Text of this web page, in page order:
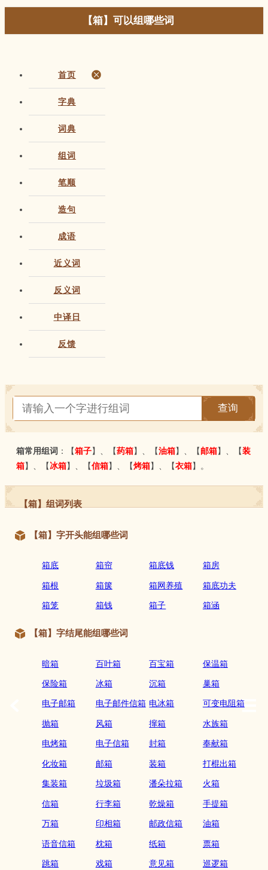
【箱】可以组哪些词
首页
字典
词典
组词
笔顺
造句
成语
近义词
反义词
中译日
反馈
查询
箱常用组词 ：【箱子】、【药箱】、【油箱】、【邮箱】、【装
箱】、【冰箱】、【信箱】、【烤箱】、【衣箱】。
【箱】组词列表
【箱】字开头能组哪些词
箱底 箱帘 箱底钱 箱房
箱根 箱箧 箱网养殖 箱底功夫
箱笼 箱钱 箱子 箱涵
【箱】字结尾能组哪些词
暗箱 百叶箱 百宝箱 保温箱
保险箱 冰箱 沉箱 巢箱
电子邮箱 电子邮件信箱 电冰箱 可变电阻箱
抛箱 风箱 撺箱 水族箱
电烤箱 电子信箱 封箱 奉献箱
化妆箱 邮箱 装箱 打棍出箱
集装箱 垃圾箱 潘朵拉箱 火箱
信箱 行李箱 乾燥箱 手提箱
万箱 印相箱 邮政信箱 油箱
语音信箱 枕箱 纸箱 票箱
跳箱 戏箱 意见箱 巡逻箱